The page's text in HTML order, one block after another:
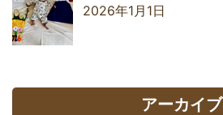
2026年1月1日
アーカイブ